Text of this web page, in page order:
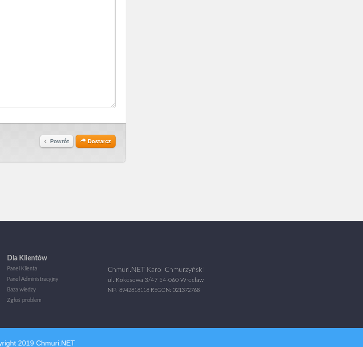
Dostarcz
Powrót
Dla Klientów
Panel Klienta
Panel Administracyjny
Baza wiedzy
Zgłoś problem
Chmuri.NET Karol Chmurzyński
ul. Kokosowa 3/47 54-060 Wrocław
NIP: 8942818118 REGON: 021372768
2019 Chmuri.NET